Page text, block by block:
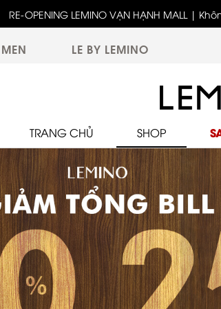
RE-OPENING LEMINO VẠN HẠNH MALL |
LE BY LEMINO
TRANG CHỦ SHOP